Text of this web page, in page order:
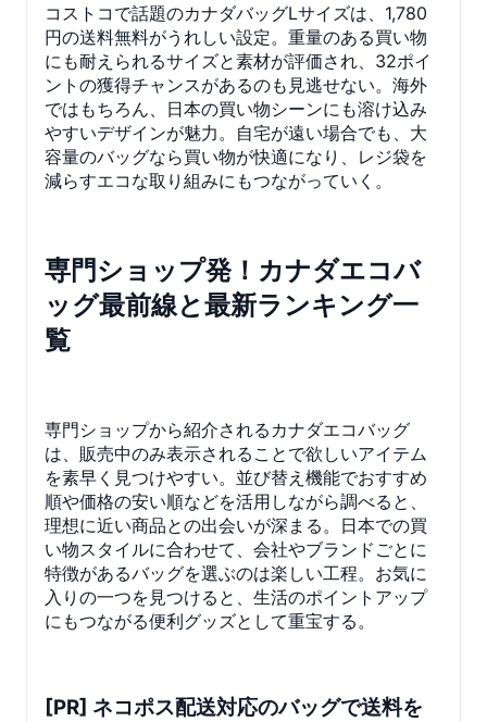
コストコで話題のカナダバッグLサイズは、1,780
円の送料無料がうれしい設定。重量のある買い物
にも耐えられるサイズと素材が評価され、32ポイ
ントの獲得チャンスがあるのも見逃せない。海外
ではもちろん、日本の買い物シーンにも溶け込み
やすいデザインが魅力。自宅が遠い場合でも、大
容量のバッグなら買い物が快適になり、レジ袋を
減らすエコな取り組みにもつながっていく。
専門ショップ発！カナダエコバ
ッグ最前線と最新ランキング一
覧
専門ショップから紹介されるカナダエコバッグ
は、販売中のみ表示されることで欲しいアイテム
を素早く見つけやすい。並び替え機能でおすすめ
順や価格の安い順などを活用しながら調べると、
理想に近い商品との出会いが深まる。日本での買
い物スタイルに合わせて、会社やブランドごとに
特徴があるバッグを選ぶのは楽しい工程。お気に
入りの一つを見つけると、生活のポイントアップ
にもつながる便利グッズとして重宝する。
[PR] ネコポス配送対応のバッグで送料を